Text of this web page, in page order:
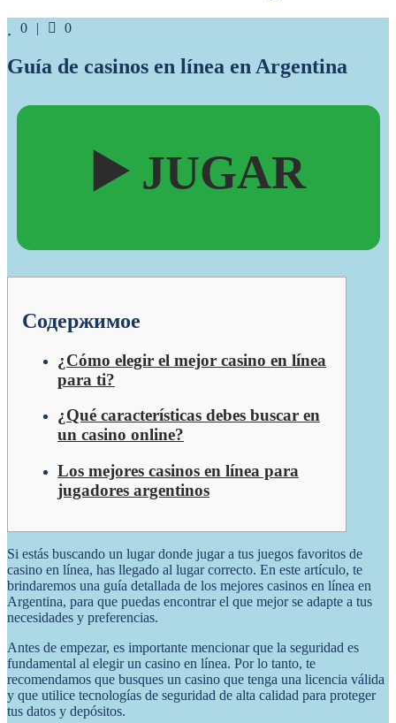
Likes
0 Comments
0
Guía de casinos en línea en Argentina
▶️ JUGAR
Содержимое
¿Cómo elegir el mejor casino en línea
para ti?
¿Qué características debes buscar en
un casino online?
Los mejores casinos en línea para
jugadores argentinos
Si estás buscando un lugar donde jugar a tus juegos favoritos de
casino en línea, has llegado al lugar correcto. En este artículo, te
brindaremos una guía detallada de los mejores casinos en línea en
Argentina, para que puedas encontrar el que mejor se adapte a tus
necesidades y preferencias.
Antes de empezar, es importante mencionar que la seguridad es
fundamental al elegir un casino en línea. Por lo tanto, te
recomendamos que busques un casino que tenga una licencia válida
y que utilice tecnologías de seguridad de alta calidad para proteger
tus datos y depósitos.